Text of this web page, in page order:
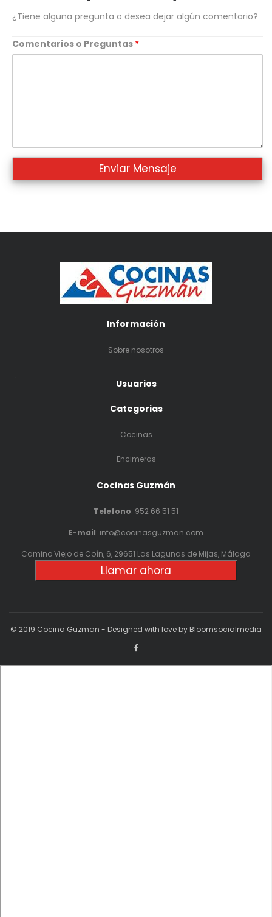
¿Tiene alguna pregunta o desea dejar algún comentario?
Comentarios o Preguntas *
Información
Sobre nosotros
.
Usuarios
Categorias
Cocinas
Encimeras
Cocinas Guzmán
Telefono: 952 66 51 51
E-mail: info@cocinasguzman.com
Camino Viejo de Coín, 6, 29651 Las Lagunas de Mijas, Málaga
Llamar ahora
© 2019 Cocina Guzman - Designed with love by Bloomsocialmedia